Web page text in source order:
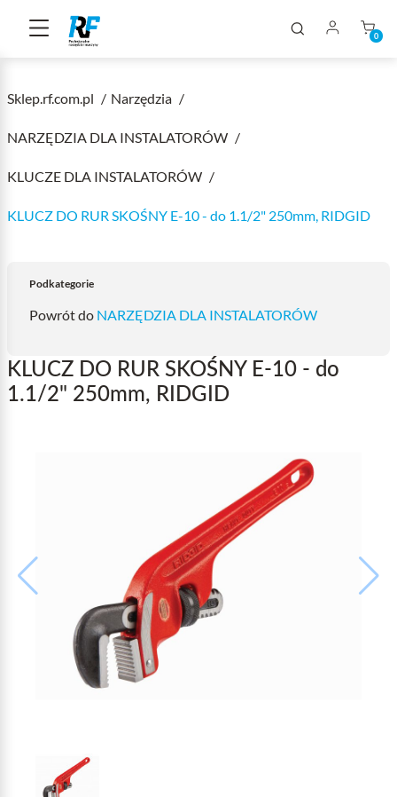
0
Sklep.rf.com.pl Narzędzia
NARZĘDZIA DLA INSTALATORÓW
KLUCZE DLA INSTALATORÓW
KLUCZ DO RUR SKOŚNY E-10 - do 1.1/2" 250mm, RIDGID
Podkategorie
Powrót do NARZĘDZIA DLA INSTALATORÓW
KLUCZ DO RUR SKOŚNY E-10 - do
1.1/2" 250mm, RIDGID